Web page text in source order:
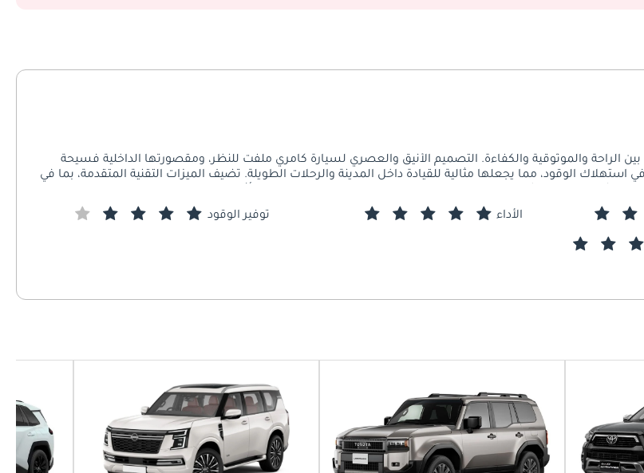
الراحة والموثوقية والكفاءة. التصميم الأنيق والعصري لسيارة كامري ملفت للنظر، ومقصورتها الداخلية فسيحة
الوقود، مما يجعلها مثالية للقيادة داخل المدينة والرحلات الطويلة. تضيف الميزات التقنية المتقدمة، بما في
هادئة ومستقرة بشكل لا يصدق على الطريق، مما يوفر إحساسًا بالصفاء أثناء السفر. إن سمعة كامري من حيث
السيارة توقعاتي بكل الطرق - إنها حقًا متعة في امتلاكها وقيادتها
الأداء توفير الوقود